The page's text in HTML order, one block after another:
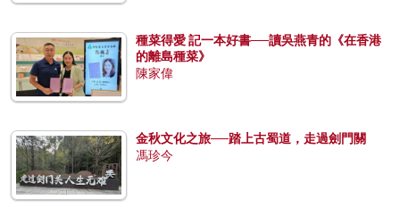
種菜得愛 記一本好書──讀吳燕青的《在香港
的離島種菜》
陳家偉
金秋文化之旅──踏上古蜀道，走過劍門關
馮珍今